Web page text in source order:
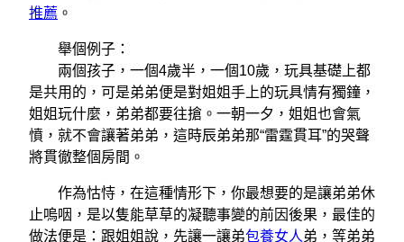
推薦 。
舉個例子：
兩個孩子，一個4歲半，一個10歲，玩具基礎上都
是共用的，可是弟弟便是對姐姐手上的玩具情有獨鐘，
姐姐玩什麼，弟弟都要往搶。一朝一夕，姐姐也會氣
憤，就不會讓著弟弟，這時辰弟弟那“雷霆貫耳”的哭聲
將貫徹整個房間。
作為怙恃，在這種情形下，你最想要的是讓弟弟休
止嗚咽，是以隻能草草的凝聽事變的前因後果，最佳的
做法便是：跟姐姐說，先讓一讓弟包養女人弟，等弟弟